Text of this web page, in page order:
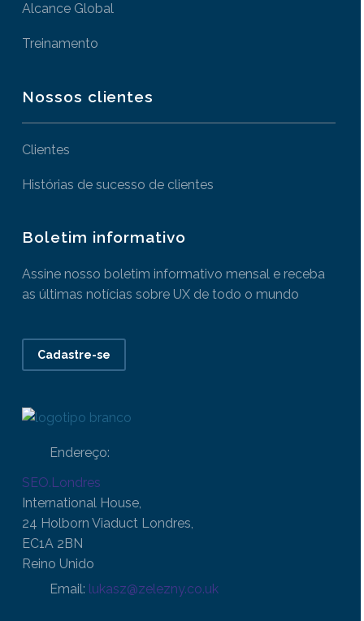
Alcance Global
Treinamento
Nossos clientes
Clientes
Histórias de sucesso de clientes
Boletim informativo
Assine nosso boletim informativo mensal e receba
as últimas notícias sobre UX de todo o mundo
Cadastre-se
Endereço:
SEO.Londres
International House,
24 Holborn Viaduct Londres,
EC1A 2BN
Reino Unido
Email: lukasz@zelezny.co.uk